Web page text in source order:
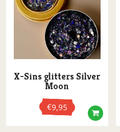
X-Sins glitters Silver
Moon
€9,95